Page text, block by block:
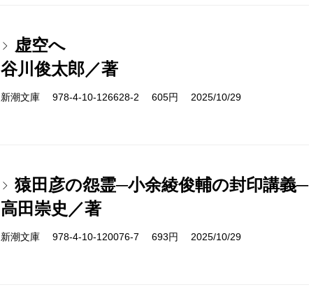
虚空へ
谷川俊太郎／著
新潮文庫 978-4-10-126628-2 605円 2025/10/29
猿田彦の怨霊─小余綾俊輔の封印講義─
高田崇史／著
新潮文庫 978-4-10-120076-7 693円 2025/10/29